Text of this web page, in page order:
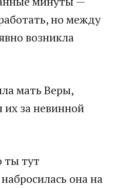
но между
возникла
мать Веры,
за невинной
ты тут
она на